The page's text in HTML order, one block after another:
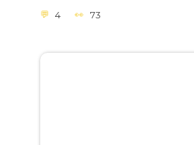
4 73